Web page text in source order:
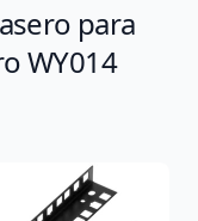
para
WY014